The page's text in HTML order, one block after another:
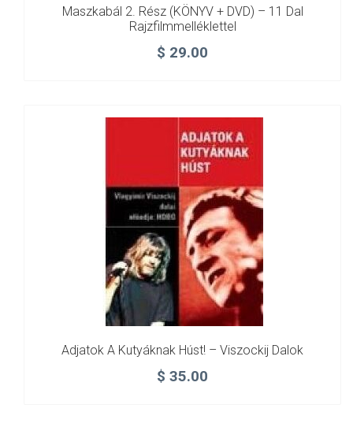
Maszkabál 2. Rész (KÖNYV + DVD) – 11 Dal
Rajzfilmmelléklettel
$ 29.00
Adjatok A Kutyáknak Húst! – Viszockij Dalok
$ 35.00